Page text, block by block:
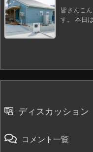
皆さんこ
す。 本日
ディスカッション
コメント一覧